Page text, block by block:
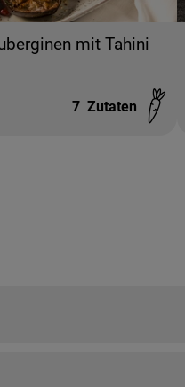
mit Tahini
7 Zutaten